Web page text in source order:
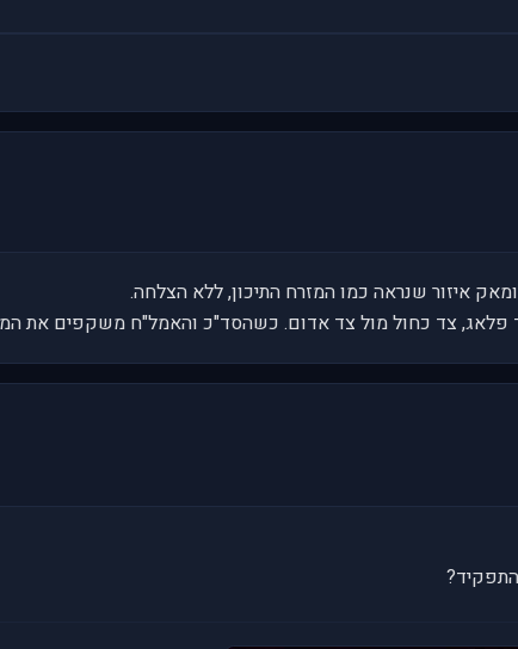
איזור שנראה כמו המזרח התיכון, ללא הצלחה.
פלאג, צד כחול מול צד אדום. כשהסד"כ והאמל"ח משקפים את